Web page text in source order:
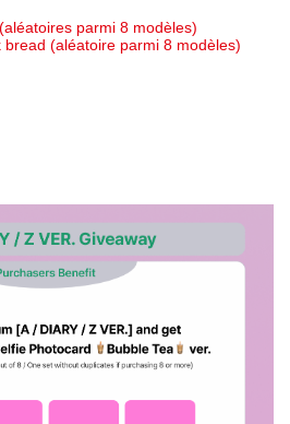
parmi 8 modèles)
(aléatoire parmi 8 modèles)